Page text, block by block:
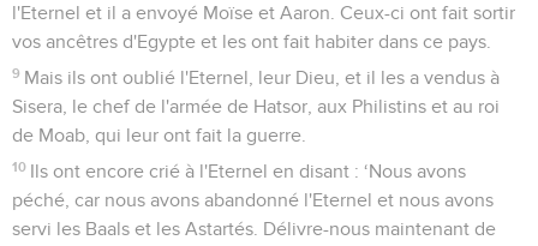
l'Eternel et il a envoyé Moïse et Aaron. Ceux-ci ont fait sortir
vos ancêtres d'Egypte et les ont fait habiter dans ce pays.
9 Mais ils ont oublié l'Eternel, leur Dieu, et il les a vendus à
Sisera, le chef de l'armée de Hatsor, aux Philistins et au roi
de Moab, qui leur ont fait la guerre.
10 Ils ont encore crié à l'Eternel en disant : ‘Nous avons
péché, car nous avons abandonné l'Eternel et nous avons
servi les Baals et les Astartés. Délivre-nous maintenant de